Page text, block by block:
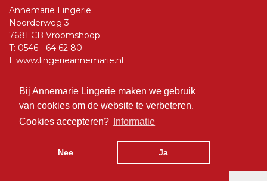
Bij Annemarie Lingerie maken we gebruik
van cookies om de website te verbeteren.
Cookies accepteren?
Informatie
Nee Ja
Annemarie Lingerie
Noorderweg 3
7681 CB Vroomshoop
T: 0546 - 64 62 80
I: www.lingerieannemarie.nl
Social Media
Volg ons op Facebook